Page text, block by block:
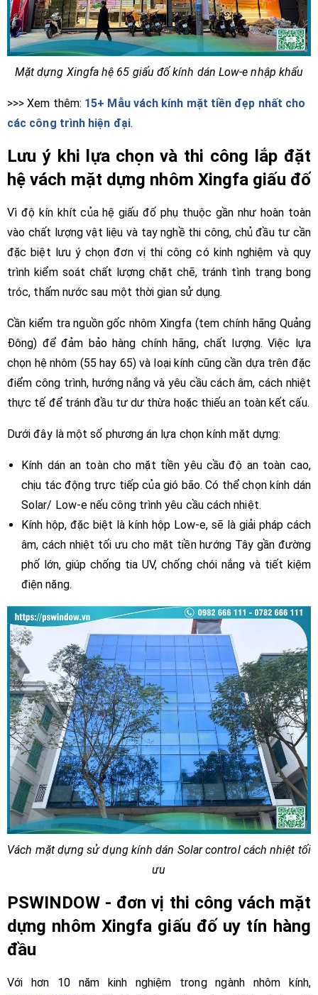
Mặt dựng Xingfa hệ 65 giấu đố kính dán Low-e nhập khẩu
>>> Xem thêm: 15+ Mẫu vách kính mặt tiền đẹp nhất cho
các công trình hiện đại.
Lưu ý khi lựa chọn và thi công lắp đặt
hệ vách mặt dựng nhôm Xingfa giấu đố
Vì độ kín khít của hệ giấu đố phụ thuộc gần như hoàn toàn
vào chất lượng vật liệu và tay nghề thi công, chủ đầu tư cần
đặc biệt lưu ý chọn đơn vị thi công có kinh nghiệm và quy
trình kiểm soát chất lượng chặt chẽ, tránh tình trạng bong
tróc, thấm nước sau một thời gian sử dụng.
Cần kiểm tra nguồn gốc nhôm Xingfa (tem chính hãng Quảng
Đông) để đảm bảo hàng chính hãng, chất lượng. Việc lựa
chọn hệ nhôm (55 hay 65) và loại kính cũng cần dựa trên đặc
điểm công trình, hướng nắng và yêu cầu cách âm, cách nhiệt
thực tế để tránh đầu tư dư thừa hoặc thiếu an toàn kết cấu.
Dưới đây là một số phương án lựa chọn kính mặt dựng:
Kính dán an toàn cho mặt tiền yêu cầu độ an toàn cao,
chịu tác động trực tiếp của gió bão. Có thể chọn kính dán
Solar/ Low-e nếu công trình yêu cầu cách nhiệt.
Kính hộp, đặc biệt là kính hộp Low-e, sẽ là giải pháp cách
âm, cách nhiệt tối ưu cho mặt tiền hướng Tây gần đường
phố lớn, giúp chống tia UV, chống chói nắng và tiết kiệm
điện năng.
Vách mặt dựng sử dụng kính dán Solar control cách nhiệt tối
ưu
PSWINDOW - đơn vị thi công vách mặt
dựng nhôm Xingfa giấu đố uy tín hàng
đầu
Với hơn 10 năm kinh nghiệm trong ngành nhôm kính,